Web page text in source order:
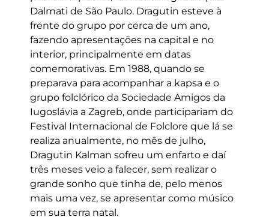
Dalmati de São Paulo. Dragutin esteve à
frente do grupo por cerca de um ano,
fazendo apresentações na capital e no
interior, principalmente em datas
comemorativas. Em 1988, quando se
preparava para acompanhar a kapsa e o
grupo folclórico da Sociedade Amigos da
Iugoslávia a Zagreb, onde participariam do
Festival Internacional de Folclore que lá se
realiza anualmente, no mês de julho,
Dragutin Kalman sofreu um enfarto e daí
três meses veio a falecer, sem realizar o
grande sonho que tinha de, pelo menos
mais uma vez, se apresentar como músico
em sua terra natal.